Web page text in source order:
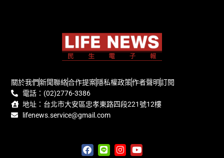
關於我們新聞聯絡合作提案隱私權政策作者聲明訂閱
電話：(02)2776-3386
地址：台北市大安區忠孝東路四段221號12樓
lifenews.service@gmail.com